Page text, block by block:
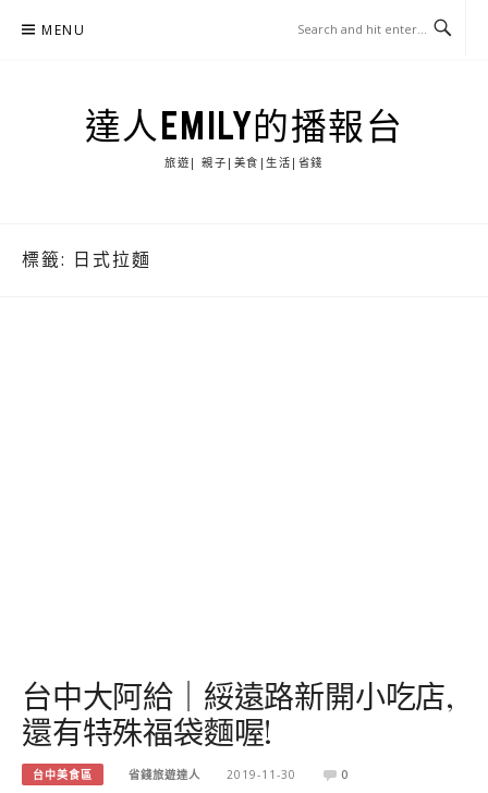
MENU
達人EMILY的播報台
旅遊| 親子|美食|生活|省錢
標籤: 日式拉麵
台中大阿給｜綏遠路新開小吃店,
還有特殊福袋麵喔!
台中美食區 省錢旅遊達人 2019-11-30 0